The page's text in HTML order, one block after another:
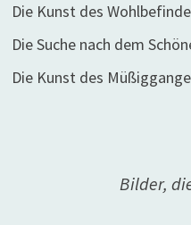
Die Kunst des
Die Suche nach dem
Die Kunst des
Bilder,